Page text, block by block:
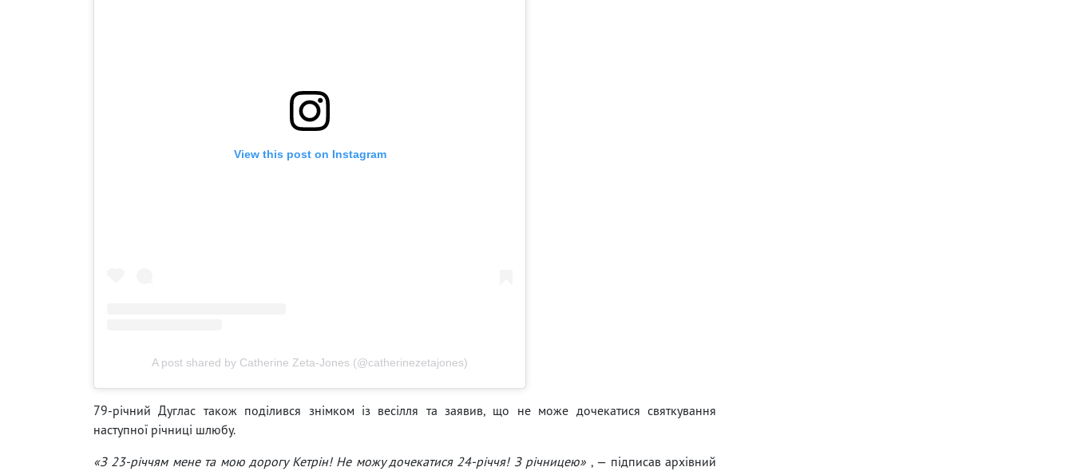
View this post on Instagram
A post shared by Catherine Zeta-Jones (@catherinezetajones)
79-річний Дуглас також поділився знімком із весілля та заявив, що не може дочекатися святкування
наступної річниці шлюбу.
«З 23-річчям мене та мою дорогу Кетрін! Не можу дочекатися 24-річчя! З річницею» , — підписав архівний